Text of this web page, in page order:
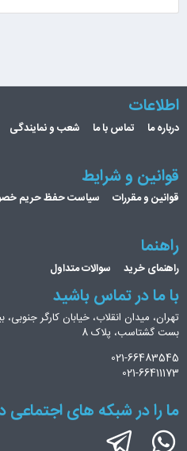
اطلاعات
درباره ما تماس با ما شعب و نمایندگی
قوانین و شرایط
قوانین و مقررات سیاست حفظ حریم
راهنما
راهنمای خرید سوالات متداول
با ما در تماس باشید
تهران، میدان انقلاب، خیابان کارگر
بست گشتاسب، پلاک 8
021-66483545
021-66411173
ما را در شبکه های اجتماعی